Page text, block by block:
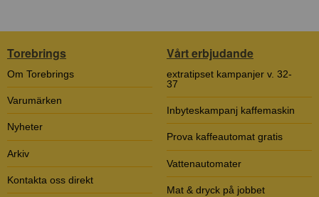
Torebrings
Om Torebrings
Varumärken
Nyheter
Arkiv
Kontakta oss direkt
Vårt erbjudande
extratipset kampanjer v. 32-
37
Inbyteskampanj kaffemaskin
Prova kaffeautomat gratis
Vattenautomater
Mat & dryck på jobbet